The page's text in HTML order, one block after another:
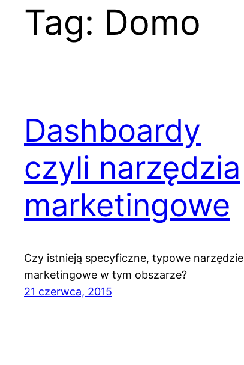
Tag: Domo
Dashboardy
czyli narzędzia
marketingowe
Czy istnieją specyficzne, typowe narzędzie
marketingowe w tym obszarze?
21 czerwca, 2015